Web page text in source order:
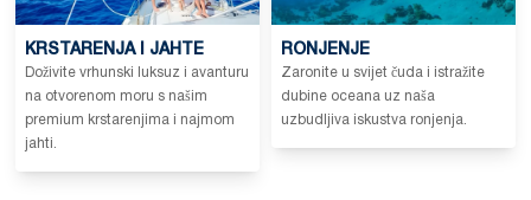
KRSTARENJA I JAHTE
Doživite vrhunski luksuz i avanturu
na otvorenom moru s našim
premium krstarenjima i najmom
jahti.
RONJENJE
Zaronite u svijet čuda i istražite
dubine oceana uz naša
uzbudljiva iskustva ronjenja.